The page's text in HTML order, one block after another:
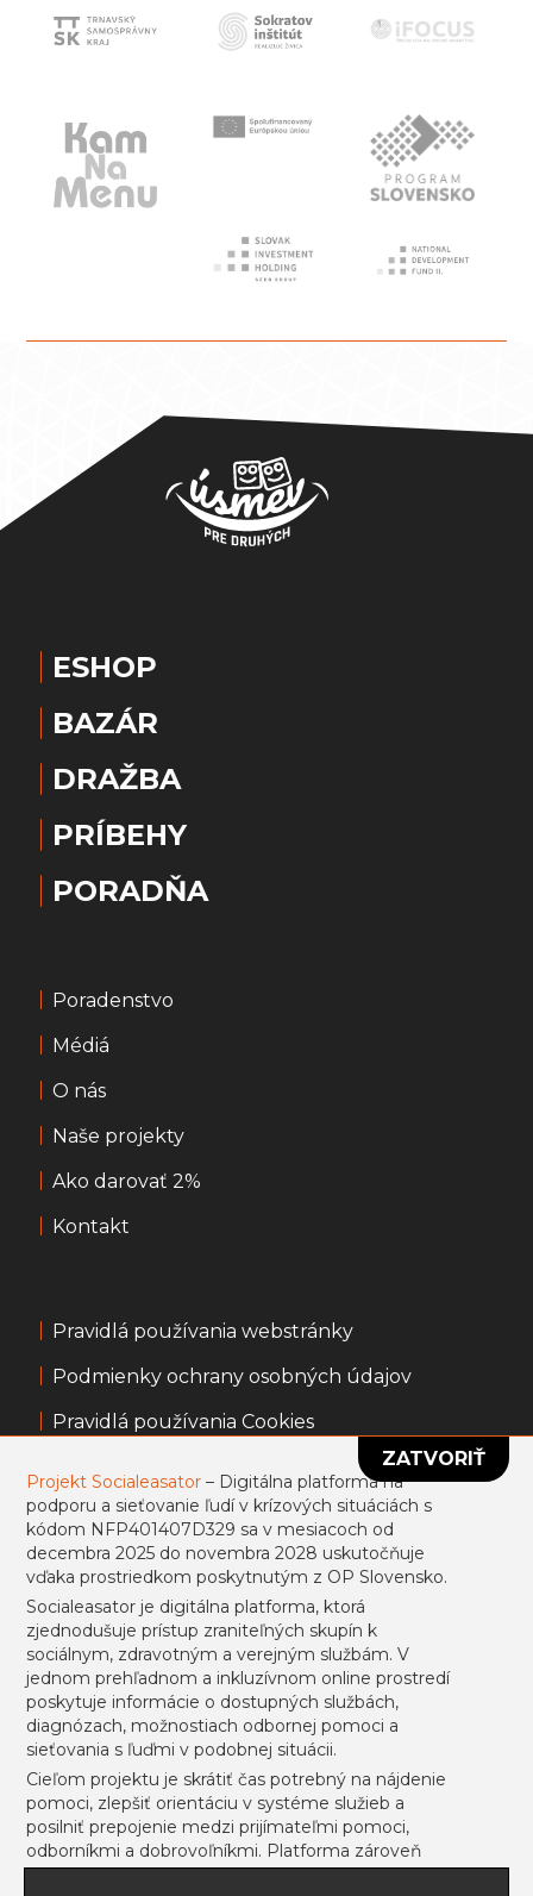
ZATVORIŤ
Projekt Socialeasator – Digitálna platforma na
podporu a sieťovanie ľudí v krízových situáciách s
kódom NFP401407D329 sa v mesiacoch od
decembra 2025 do novembra 2028 uskutočňuje
vďaka prostriedkom poskytnutým z OP Slovensko.
Socialeasator je digitálna platforma, ktorá
zjednodušuje prístup zraniteľných skupín k
sociálnym, zdravotným a verejným službám. V
jednom prehľadnom a inkluzívnom online prostredí
poskytuje informácie o dostupných službách,
diagnózach, možnostiach odbornej pomoci a
sieťovania s ľuďmi v podobnej situácii.
Cieľom projektu je skrátiť čas potrebný na nájdenie
pomoci, zlepšiť orientáciu v systéme služieb a
posilniť prepojenie medzi prijímateľmi pomoci,
odborníkmi a dobrovoľníkmi. Platforma zároveň
podporí informovanosť o inklúzii, sociálnej integrácii
ESHOP
BAZÁR
DRAŽBA
PRÍBEHY
PORADŇA
Poradenstvo
Médiá
O nás
Naše projekty
Ako darovať 2%
Kontakt
Pravidlá používania webstránky
Podmienky ochrany osobných údajov
Pravidlá používania Cookies
Všeobecné obchodné podmienky
Informácie k portálu usmevpredruhych.sk
Projekt sa uskutočňuje vďaka prostriedkom
poskytnutým z ESF.
Prihlásiť sa Registrovať
NEWSLETTER